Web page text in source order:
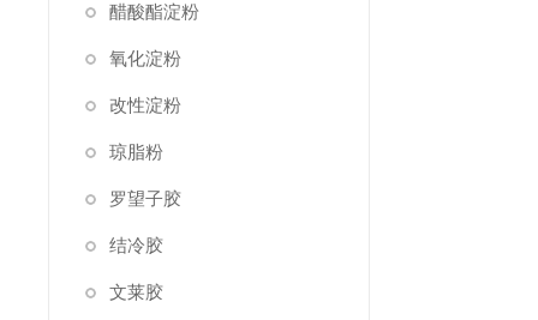
醋酸酯淀粉
氧化淀粉
改性淀粉
琼脂粉
罗望子胶
结冷胶
文莱胶